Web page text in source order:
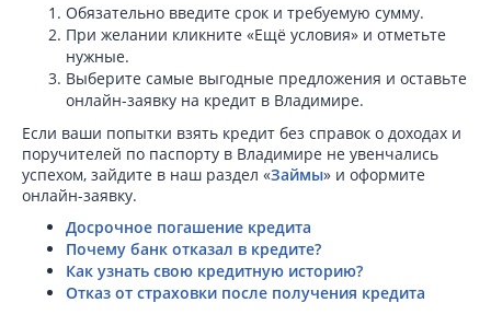
Обязательно введите срок и требуемую сумму.
При желании кликните «Ещё условия» и отметьте
нужные.
Выберите самые выгодные предложения и оставьте
онлайн-заявку на кредит в Владимире.
Если ваши попытки взять кредит без справок о доходах и
поручителей по паспорту в Владимире не увенчались
успехом, зайдите в наш раздел «Займы» и оформите
онлайн-заявку.
Досрочное погашение кредита
Почему банк отказал в кредите?
Как узнать свою кредитную историю?
Отказ от страховки после получения кредита